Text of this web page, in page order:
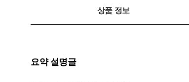
상품 정보
요약 설명글